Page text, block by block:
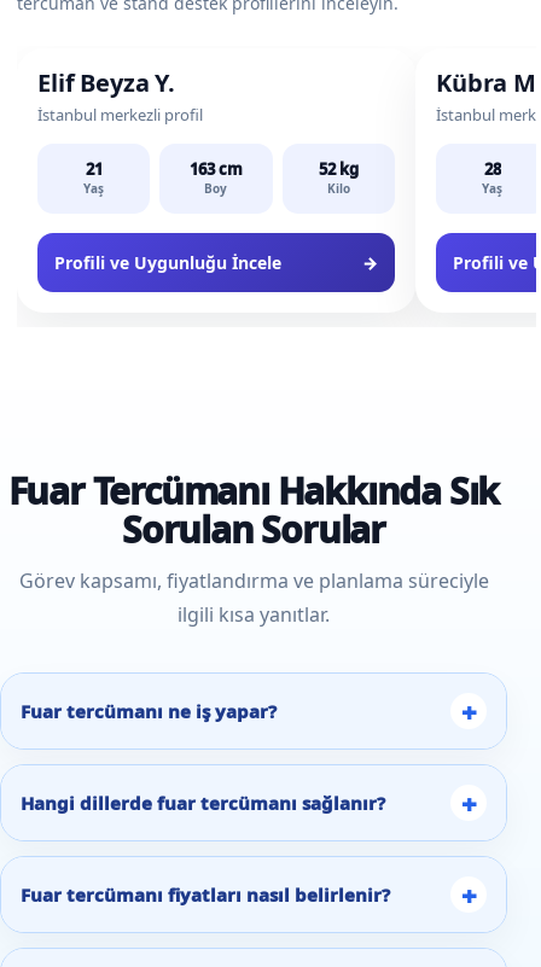
Fuar Tercümanı & Stand Desteği
Elif Beyza Y.
İstanbul merkezli profil
21
Yaş
163 cm
Boy
52 kg
Kilo
Profili ve Uygunluğu İncele →
Kübra
İstanbul
28
Yaş
Profili ve
Fuar Tercümanı Hakkında Sık
Sorulan Sorular
Görev kapsamı, fiyatlandırma ve planlama süreciyle
ilgili kısa yanıtlar.
Fuar tercümanı ne iş yapar? +
Hangi dillerde fuar tercümanı sağlanır? +
Fuar tercümanı fiyatları nasıl belirlenir? +